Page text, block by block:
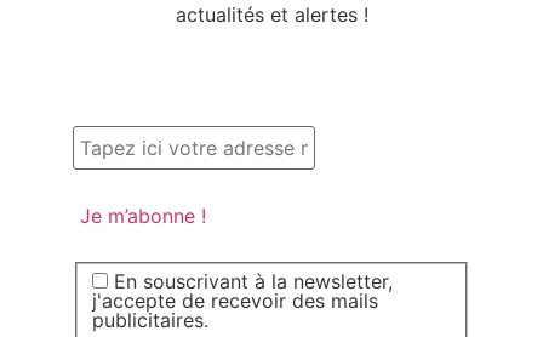
actualités et alertes !
En souscrivant à la newsletter,
j'accepte de recevoir des mails
publicitaires.